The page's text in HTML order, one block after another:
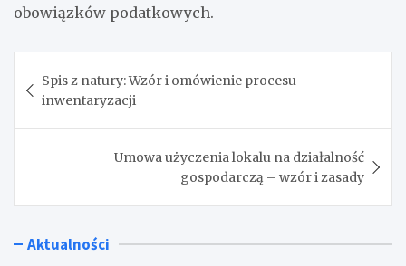
obowiązków podatkowych.
wpisu
Spis z natury: Wzór i omówienie procesu
inwentaryzacji
Umowa użyczenia lokalu na działalność
gospodarczą – wzór i zasady
Aktualności